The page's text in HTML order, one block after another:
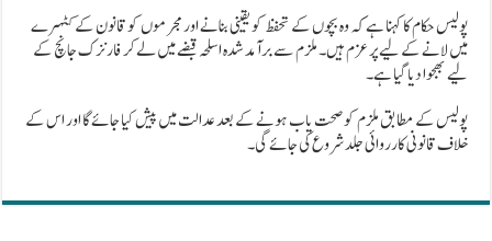
پولیس حکام کا کہنا ہے کہ وہ بچوں کے تحفظ کو یقینی بنانے اور مجرموں کو قانون کے کٹہرے
میں لانے کے لیے پرعزم ہیں۔ ملزم سے برآمد شدہ اسلحہ قبضے میں لے کر فارنزک جانچ کے
لیے بھجوا دیا گیا ہے۔
پولیس کے مطابق ملزم کو صحت یاب ہونے کے بعد عدالت میں پیش کیا جائے گا اور اس کے
خلاف قانونی کارروائی جلد شروع کی جائے گی۔